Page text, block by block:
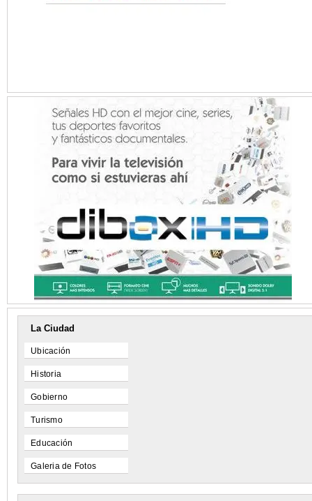
La Ciudad
Ubicación
Historia
Gobierno
Turismo
Educación
Galeria de Fotos